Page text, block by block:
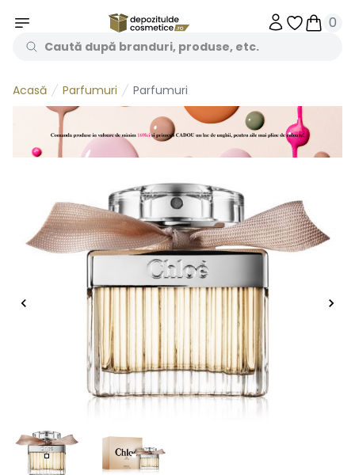
Obiecte
0
Acasă Parfumuri Parfumuri